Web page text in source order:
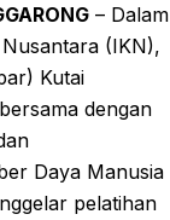
– Dalam
(IKN),
Kutai
dengan
Daya Manusia
pelatihan